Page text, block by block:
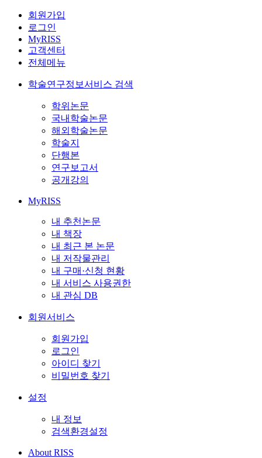
회원가입
로그인
MyRISS
고객센터
전체메뉴
학술연구정보서비스 검색
학위논문
국내학술논문
해외학술논문
학술지
단행본
연구보고서
공개강의
MyRISS
내 추천논문
내 책장
내 최근 본 논문
내 저작물관리
내 구매·신청 현황
내 서비스 사용권한
내 관심 DB
회원서비스
회원가입
로그인
아이디 찾기
비밀번호 찾기
설정
내 정보
검색환경설정
About RISS